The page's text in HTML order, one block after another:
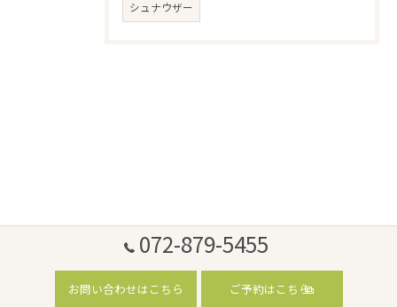
シュナウザー
072-879-5455
お問い合わせはこちら ご予約はこちら